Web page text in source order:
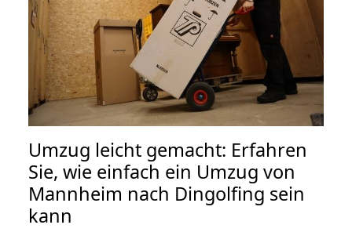
Umzug leicht gemacht: Erfahren
Sie, wie einfach ein Umzug von
Mannheim nach Dingolfing sein
kann